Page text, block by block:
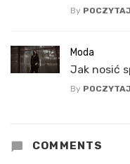
By
Moda
Jak nosić
By
COMMENTS